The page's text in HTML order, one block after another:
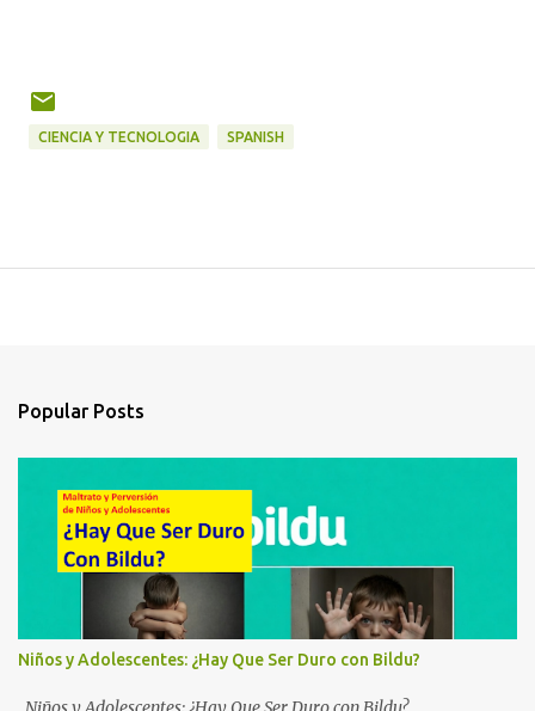
CIENCIA Y TECNOLOGIA SPANISH
Popular Posts
Niños y Adolescentes: ¿Hay Que Ser Duro con Bildu?